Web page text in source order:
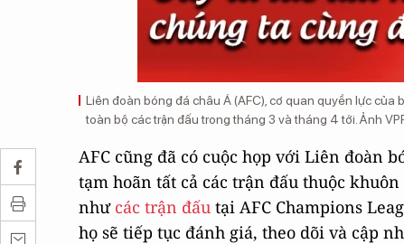
Liên đoàn bóng đá châu Á (AFC), cơ quan quyền lực
toàn bộ các trận đấu trong tháng 3 và tháng 4 tới. Ảnh
AFC cũng đã có cuộc họp với Liên đoàn
tạm hoãn tất cả các trận đấu thuộc
như các trận đấu tại AFC Champions
họ sẽ tiếp tục đánh giá, theo dõi và cập